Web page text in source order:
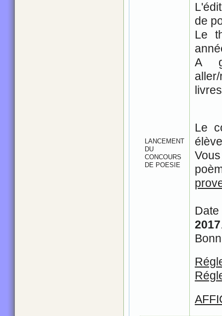
LANCEMENT
DU
CONCOURS
DE POESIE
de
Le
A
Le
2017